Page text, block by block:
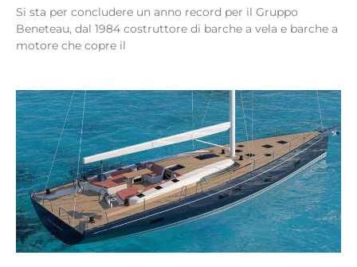
Si sta per concludere un anno record per il Gruppo
Beneteau, dal 1984 costruttore di barche a vela e barche a
motore che copre il